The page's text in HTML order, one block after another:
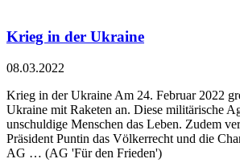
Krieg in der Ukraine
08.03.2022
Krieg in der Ukraine Am 24. Februar 2022
Ukraine mit Raketen an. Diese militärische
unschuldige Menschen das Leben. Zudem
Präsident Puntin das Völkerrecht und die
AG … (AG 'Für den Frieden')